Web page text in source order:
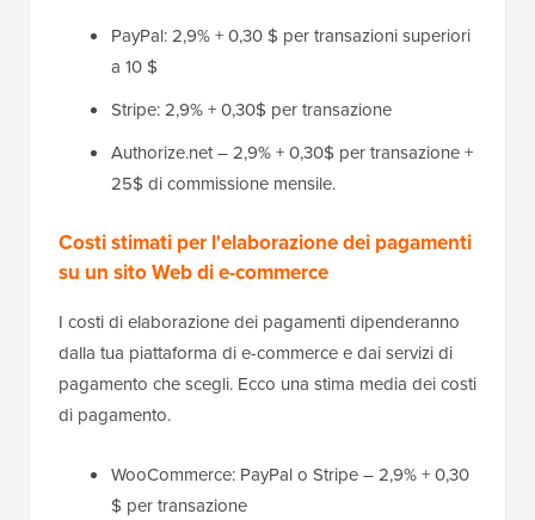
PayPal: 2,9% + 0,30 $ per transazioni superiori
a 10 $
Stripe: 2,9% + 0,30$ per transazione
Authorize.net – 2,9% + 0,30$ per transazione +
25$ di commissione mensile.
Costi stimati per l'elaborazione dei pagamenti
su un sito Web di e-commerce
I costi di elaborazione dei pagamenti dipenderanno
dalla tua piattaforma di e-commerce e dai servizi di
pagamento che scegli. Ecco una stima media dei costi
di pagamento.
WooCommerce: PayPal o Stripe – 2,9% + 0,30
$ per transazione